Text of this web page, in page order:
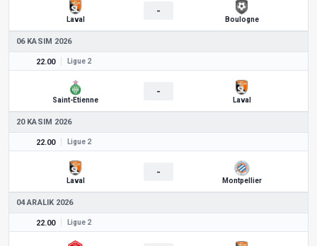
Laval
-
Boulogne
06 KASIM 2026
22.00 Ligue 2
Saint-Etienne
-
Laval
20 KASIM 2026
22.00 Ligue 2
Laval
-
Montpellier
04 ARALIK 2026
22.00 Ligue 2